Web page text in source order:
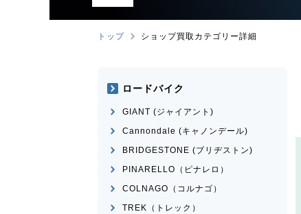
トップ ショップ買取カテゴリー詳細
ロードバイク
GIANT (ジャイアント)
Cannondale (キャノンデール)
BRIDGESTONE (ブリヂストン)
PINARELLO（ピナレロ）
COLNAGO（コルナゴ）
TREK（トレック）